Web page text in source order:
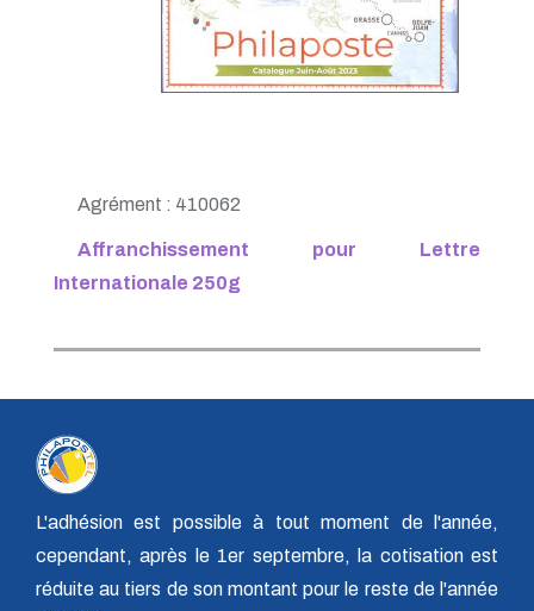
Agrément : 410062
Affranchissement pour Lettre
Internationale 250g
L'adhésion est possible à tout moment de l'année,
cependant, après le 1er septembre, la cotisation est
réduite au tiers de son montant pour le reste de l'année